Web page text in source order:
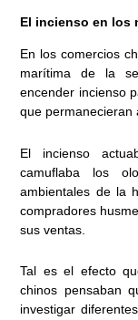
El incienso en los
En los comercios
marítima de la
encender incienso
que permanecieran
El incienso
camuflaba los
ambientales de la
compradores
sus ventas.
Tal es el efecto
chinos pensaban
investigar